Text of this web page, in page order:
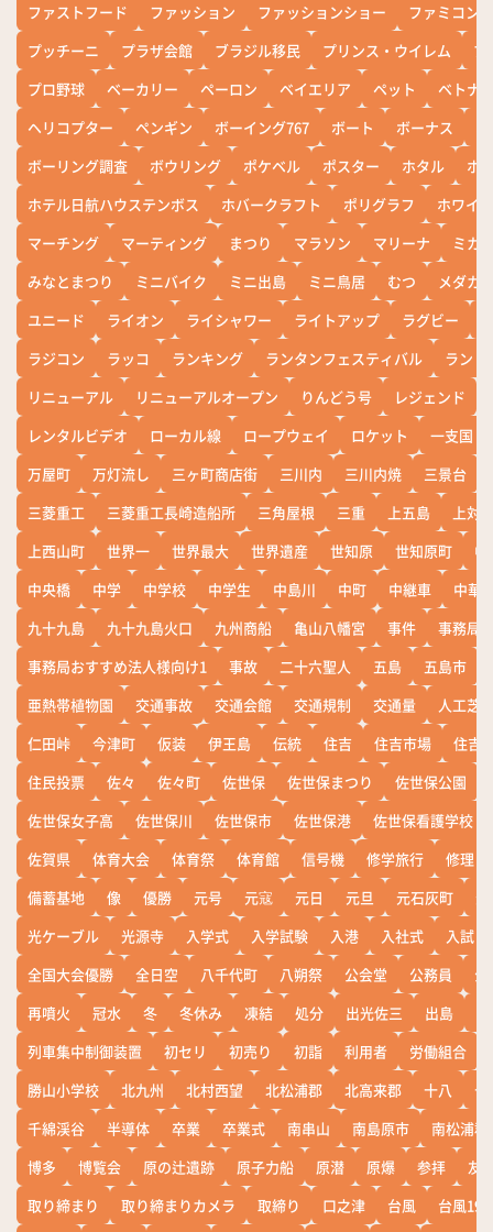
ファストフード
ファッション ファッションショー
ファミコン
プッチーニ
プラザ会館 ブラジル移民 プリンス・ウイレム
ブ
プロ野球
ベーカリー ペーロン ベイエリア ペット
ベトナ
ヘリコプター
ペンギン ボーイング767 ボート ボーナス
ボーリング調査
ボウリング ポケベル ポスター ホタル
ホ
ホテル日航ハウステンボス
ホバークラフト ポリグラフ
ホワイ
マーチング
マーティング まつり マラソン マリーナ
ミカ
みなとまつり
ミニバイク ミニ出島 ミニ鳥居 むつ
メダカ
ユニード
ライオン ライシャワー ライトアップ ラグビー
ラジコン
ラッコ ランキング ランタンフェスティバル
ランド
リニューアル
リニューアルオープン りんどう号 レジェンド
レンタルビデオ
ローカル線 ロープウェイ ロケット
一支国
万屋町
万灯流し 三ヶ町商店街 三川内 三川内焼 三景台
三菱重工
三菱重工長崎造船所 三角屋根 三重 上五島
上対
上西山町
世界一 世界最大 世界遺産 世知原 世知原町
中
中央橋
中学 中学校 中学生 中島川 中町 中継車
中華
九十九島
九十九島火口 九州商船 亀山八幡宮 事件
事務局
事務局おすすめ法人様向け1
事故 二十六聖人 五島 五島市
亜熱帯植物園
交通事故 交通会館 交通規制 交通量
人工芝
仁田峠
今津町 仮装 伊王島 伝統 住吉 住吉市場
住吉
住民投票
佐々 佐々町 佐世保 佐世保まつり 佐世保公園
佐世保女子高
佐世保川 佐世保市 佐世保港
佐世保看護学校
佐賀県
体育大会 体育祭 体育館 信号機 修学旅行
修理
備蓄基地
像 優勝 元号 元寇 元日 元旦 元石灰町
光ケーブル
光源寺 入学式 入学試験 入港 入社式
入試
全国大会優勝
全日空 八千代町 八朔祭 公会堂 公務員
公
再噴火
冠水 冬 冬休み 凍結 処分 出光佐三 出島
列車集中制御装置
初セリ 初売り 初詣 利用者 労働組合
勝山小学校
北九州 北村西望 北松浦郡 北高来郡 十八
十
千綿渓谷
半導体 卒業 卒業式 南串山 南島原市
南松浦郡
博多
博覧会 原の辻遺跡 原子力船 原潜 原爆 参拝
友
取り締まり
取り締まりカメラ 取締り 口之津 台風
台風19